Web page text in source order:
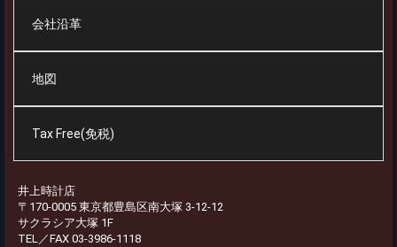
会社沿革
地図
Tax Free(免税)
井上時計店
〒170-0005 東京都豊島区南大塚 3-12-12
サクラシア大塚 1F
TEL／FAX 03-3986-1118